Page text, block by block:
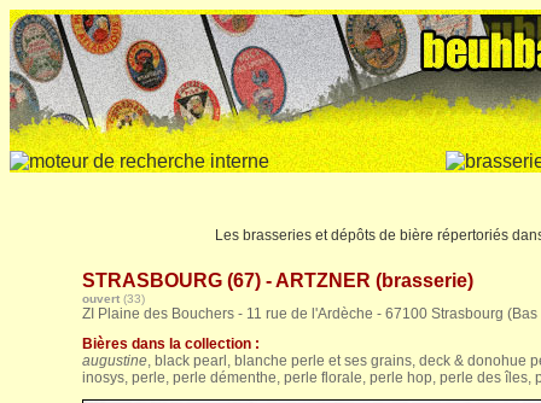
Les brasseries et dépôts de bière répertoriés
STRASBOURG (67) - ARTZNER (brasserie)
ouvert (33)
ZI Plaine des Bouchers - 11 rue de l'Ardèche - 67100 Strasbourg
Bières dans la collection :
augustine, black pearl, blanche perle et ses grains, deck & donohue
inosys, perle, perle démenthe, perle florale, perle hop, perle des îles,